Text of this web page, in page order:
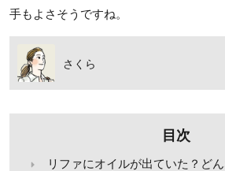
手もよさそうですね。
さくら
目次
リファにオイルが出ていた？ど